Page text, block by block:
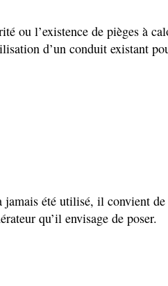
ou l’existence de pièges à
d’un conduit existant
jamais été utilisé, il convient
qu’il envisage de poser.